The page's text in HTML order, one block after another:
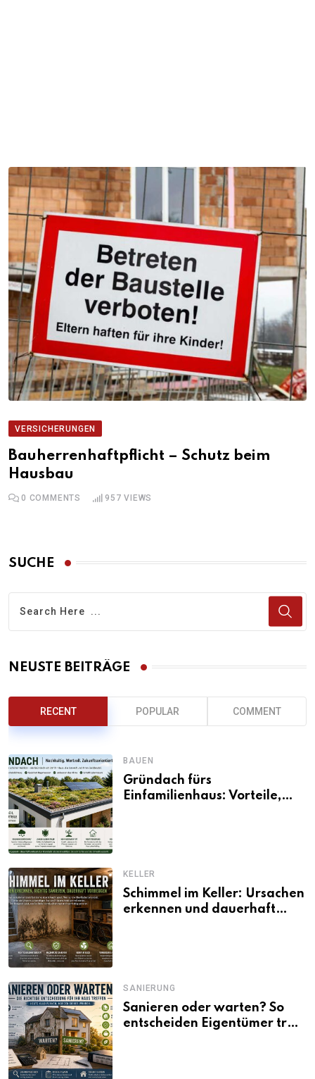
VERSICHERUNGEN
Bauherrenhaftpflicht – Schutz beim
Hausbau
0 COMMENTS 957 VIEWS
SUCHE
NEUSTE BEITRÄGE
RECENT POPULAR COMMENT
BAUEN
Gründach fürs
Einfamilienhaus: Vorteile,
KELLER
Schimmel im Keller: Ursachen
erkennen und dauerhaft
SANIERUNG
Sanieren oder warten? So
entscheiden Eigentümer trotz